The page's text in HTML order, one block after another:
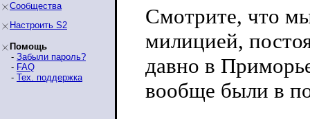
Сообщества
Настроить S2
Помощь
- Забыли пароль?
- FAQ
- Тех. поддержка
Смотрите, что
милицией,
давно в
вообще были в